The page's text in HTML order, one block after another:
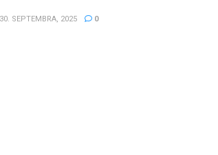
30. SEPTEMBRA, 2025 0